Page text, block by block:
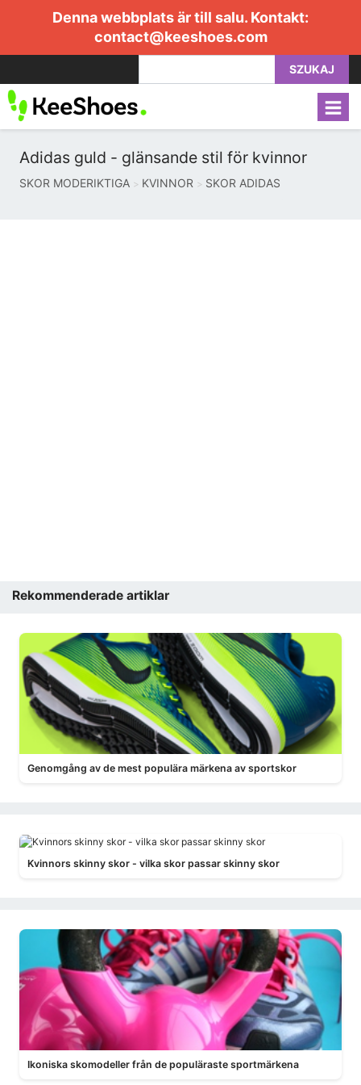
Denna webbplats är till salu. Kontakt:
contact@keeshoes.com
SZUKAJ
Adidas guld - glänsande stil för kvinnor
SKOR MODERIKTIGA KVINNOR SKOR ADIDAS
Rekommenderade artiklar
Genomgång av de mest populära märkena av sportskor
Kvinnors skinny skor - vilka skor passar skinny skor
Ikoniska skomodeller från de populäraste sportmärkena